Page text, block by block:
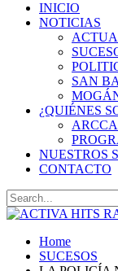
INICIO
NOTICIAS
SAN
¿QUIÉNES
ARCCA
NUESTROS
CONTACTO
Home
SUCESOS